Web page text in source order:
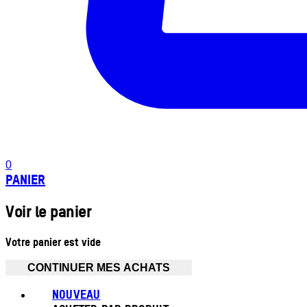
0
PANIER
Voir le panier
Votre panier est vide
CONTINUER MES ACHATS
NOUVEAU